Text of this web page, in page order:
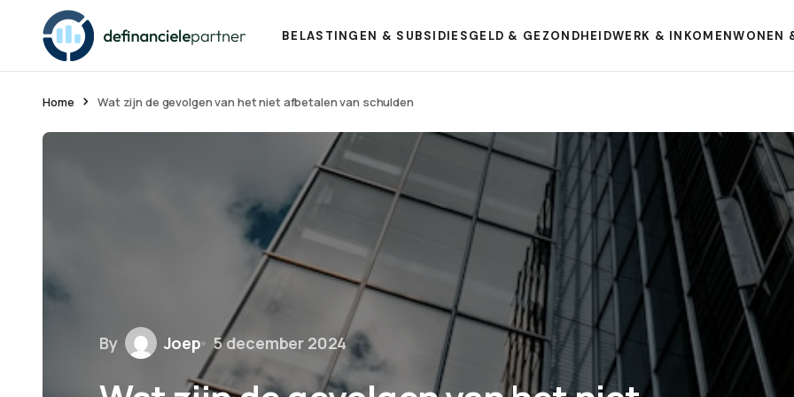
BELASTINGEN & SUBSIDIESGELD & GEZONDHEIDWERK & INKOMENWONEN
Home Wat zijn de gevolgen van het niet afbetalen van schulden
By Joep 5 december 2024